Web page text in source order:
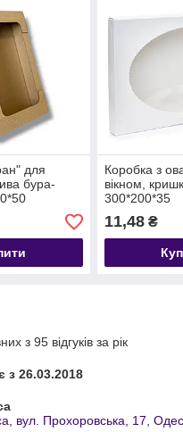
для
бура-
Коробка з
вікном,
300*200*35
11,48₴
з 95 відгуків за рік
з 26.03.2018
вул. Прохоровська, 17,